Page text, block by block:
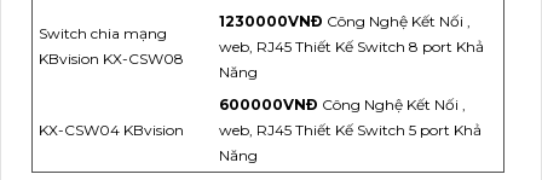
Switch chia mạng
KBvision KX-CSW08
1230000VNÐ Công Nghệ Kết Nối ,
web, RJ45 Thiết Kế Switch 8 port Khả
Năng
KX-CSW04 KBvision
600000VNÐ Công Nghệ Kết Nối ,
web, RJ45 Thiết Kế Switch 5 port Khả
Năng